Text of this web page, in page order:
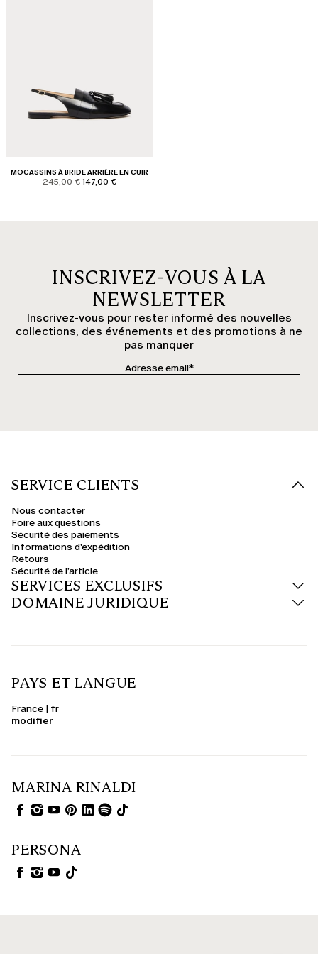
MOCASSINS À BRIDE ARRIÈRE EN CUIR
product.price.original
245,00 €product.price.sale
147,00 €
INSCRIVEZ-VOUS À LA
NEWSLETTER
Inscrivez-vous pour rester informé des nouvelles
collections, des événements et des promotions à ne
pas manquer
SERVICE CLIENTS
Nous contacter
Foire aux questions
Sécurité des paiements
Informations d'expédition
Retours
Sécurité de l’article
SERVICES EXCLUSIFS
DOMAINE JURIDIQUE
PAYS ET LANGUE
France | fr
modifier
MARINA RINALDI
PERSONA